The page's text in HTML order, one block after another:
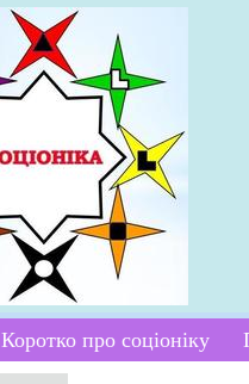
Коротко про соціоніку